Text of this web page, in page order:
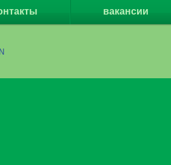
вакансии